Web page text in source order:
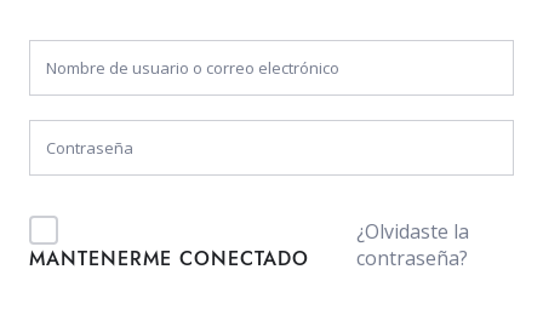
MANTENERME CONECTADO
¿Olvidaste la
contraseña?